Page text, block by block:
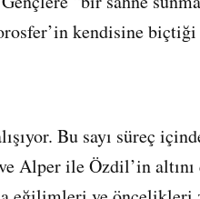
kendisine
Bu sayı süreç
Alper ile Özdil’in